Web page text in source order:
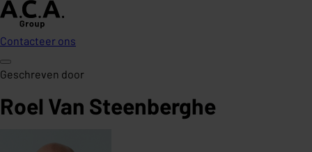
Contacteer ons
Geschreven door
Roel Van Steenberghe